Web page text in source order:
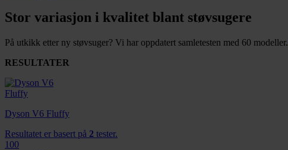
Stor variasjon i kvalitet blant støvsugere
På utkikk etter ny støvsuger? Vi har oppdatert samletesten med 60 modeller.
RESULTATER
Dyson V6 Fluffy
Resultatet er basert på 2 tester.
100